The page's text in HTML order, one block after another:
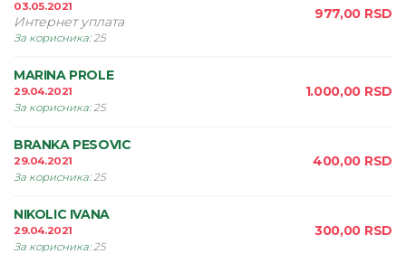
03.05.2021
Интернет уплата
За корисника:25
977,00 RSD
MARINA PROLE
29.04.2021
За корисника:25
1.000,00 RSD
BRANKA PESOVIC
29.04.2021
За корисника:25
400,00 RSD
NIKOLIC IVANA
29.04.2021
За корисника:25
300,00 RSD